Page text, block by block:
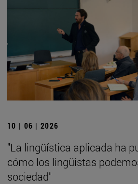
10 | 06 | 2026
"La lingüística aplicada ha
cómo los lingüistas
sociedad"